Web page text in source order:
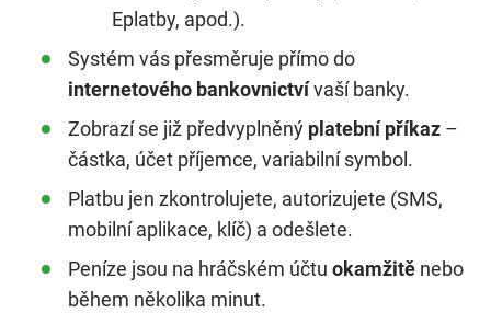
Eplatby, apod.).
Systém vás přesměruje přímo do
internetového bankovnictvívaší banky.
Zobrazí se již předvyplněný platební příkaz –
částka, účet příjemce, variabilní symbol.
Platbu jen zkontrolujete, autorizujete (SMS,
mobilní aplikace, klíč) a odešlete.
Peníze jsou na hráčském účtu okamžitě nebo
během několika minut.